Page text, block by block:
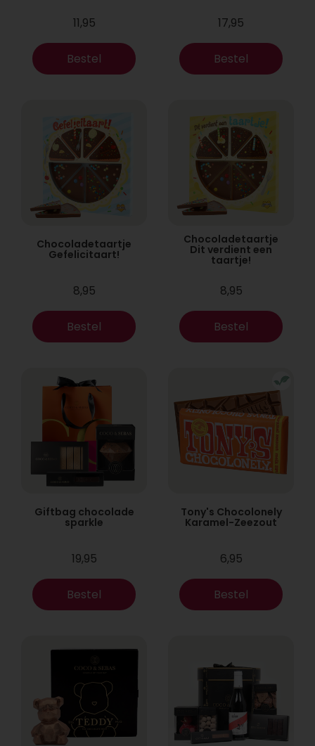
11,95
Bestel
17,95
Bestel
Chocoladetaartje
Gefelicitaart!
8,95
Bestel
Chocoladetaartje
Dit verdient een
taartje!
8,95
Bestel
Giftbag chocolade
sparkle
19,95
Bestel
Tony's Chocolonely
Karamel-Zeezout
6,95
Bestel